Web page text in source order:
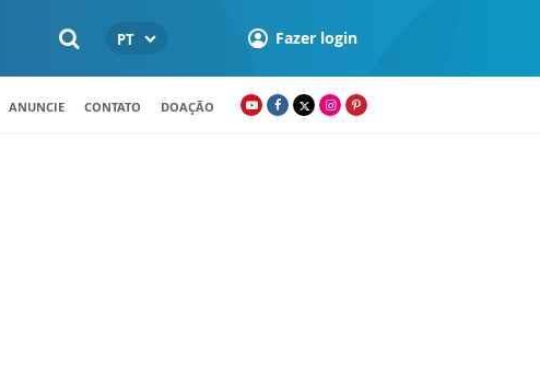
PT Fazer login
ANUNCIE CONTATO DOAÇÃO